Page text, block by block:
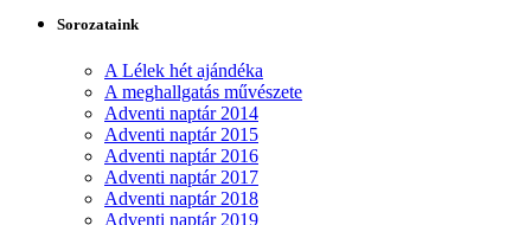
Sorozataink
A Lélek hét ajándéka
A meghallgatás művészete
Adventi naptár 2014
Adventi naptár 2015
Adventi naptár 2016
Adventi naptár 2017
Adventi naptár 2018
Adventi naptár 2019